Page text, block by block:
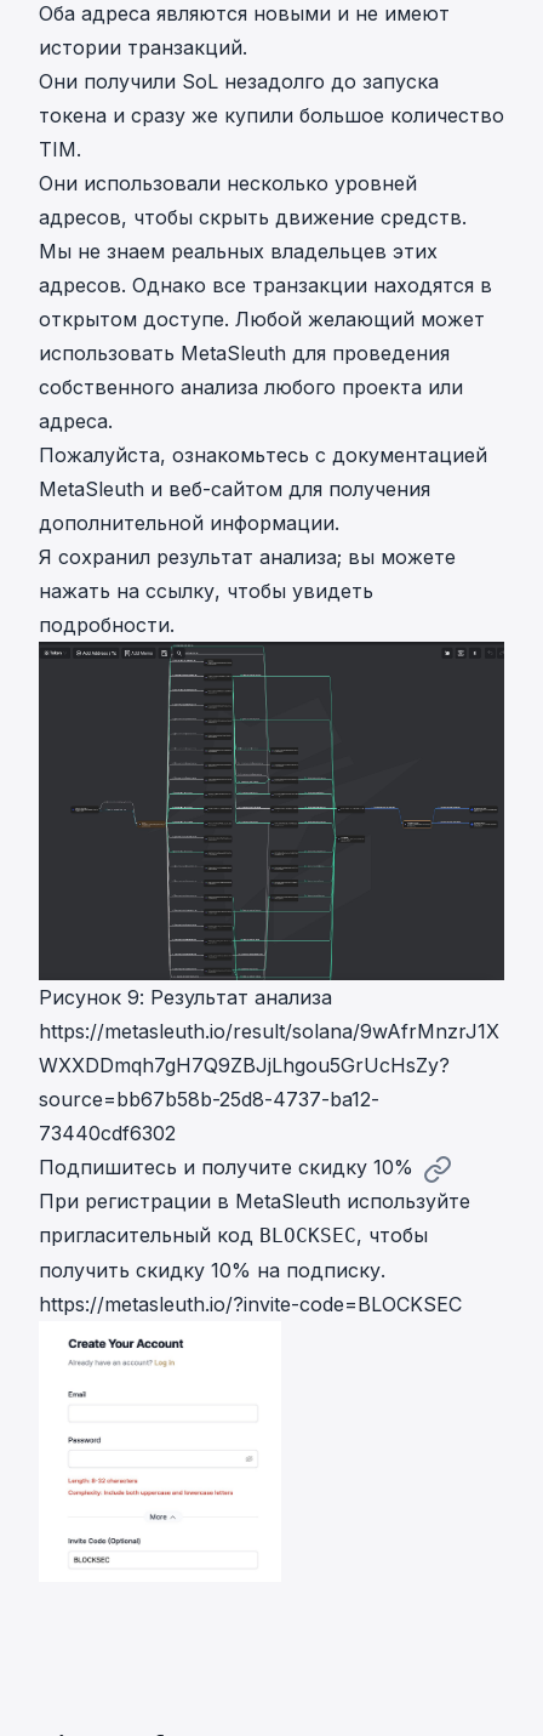
Оба адреса являются новыми и не имеют
истории транзакций.
Они получили SoL незадолго до запуска
токена и сразу же купили большое количество
TIM.
Они использовали несколько уровней
адресов, чтобы скрыть движение средств.
Мы не знаем реальных владельцев этих
адресов. Однако все транзакции находятся в
открытом доступе. Любой желающий может
использовать MetaSleuth для проведения
собственного анализа любого проекта или
адреса.
Пожалуйста, ознакомьтесь с документацией
MetaSleuth и веб-сайтом для получения
дополнительной информации.
Я сохранил результат анализа; вы можете
нажать на ссылку, чтобы увидеть
подробности.
Рисунок 9: Результат анализа
https://metasleuth.io/result/solana/9wAfrMnzrJ1X
WXXDDmqh7gH7Q9ZBJjLhgou5GrUcHsZy?
source=bb67b58b-25d8-4737-ba12-
73440cdf6302
Подпишитесь и получите скидку 10%
При регистрации в MetaSleuth используйте
пригласительный код BLOCKSEC, чтобы
получить скидку 10% на подписку.
https://metasleuth.io/?invite-code=BLOCKSEC